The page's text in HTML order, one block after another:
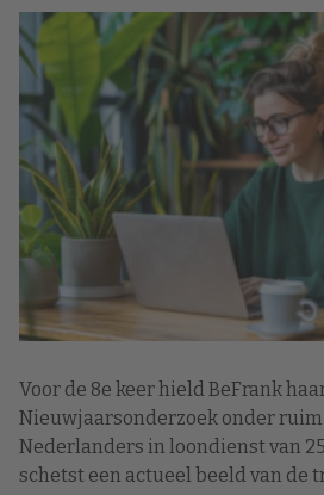
Voor de 8e keer hield BeFrank
Nieuwjaarsonderzoek onder
Nederlanders in loondienst van
schetst een actueel beeld van de